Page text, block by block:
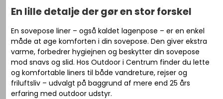
En lille detalje der gør en stor forskel
En sovepose liner – også kaldet lagenpose – er en enkel
måde at øge komforten i din sovepose. Den giver ekstra
varme, forbedrer hygiejnen og beskytter din sovepose
mod snavs og slid. Hos Outdoor i Centrum finder du lette
og komfortable liners til både vandreture, rejser og
friluftsliv – udvalgt på baggrund af mere end 25 års
erfaring med outdoor udstyr.